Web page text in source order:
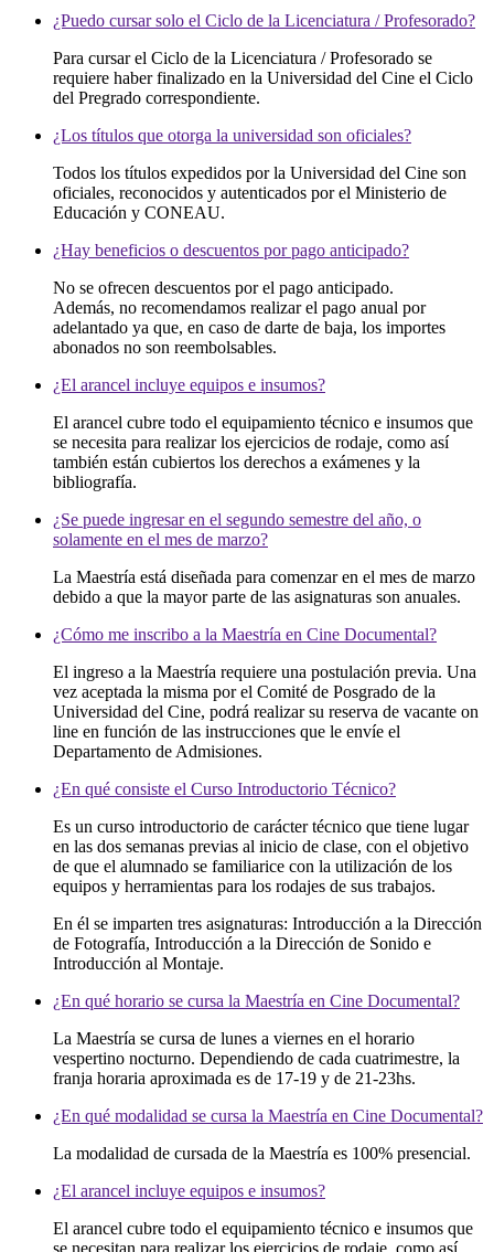
¿Puedo cursar solo el Ciclo de la Licenciatura / Profesorado?
Para cursar el Ciclo de la Licenciatura / Profesorado se
requiere haber finalizado en la Universidad del Cine el Ciclo
del Pregrado correspondiente.
¿Los títulos que otorga la universidad son oficiales?
Todos los títulos expedidos por la Universidad del Cine son
oficiales, reconocidos y autenticados por el Ministerio de
Educación y CONEAU.
¿Hay beneficios o descuentos por pago anticipado?
No se ofrecen descuentos por el pago anticipado.
Además, no recomendamos realizar el pago anual por
adelantado ya que, en caso de darte de baja, los importes
abonados no son reembolsables.
¿El arancel incluye equipos e insumos?
El arancel cubre todo el equipamiento técnico e insumos que
se necesita para realizar los ejercicios de rodaje, como así
también están cubiertos los derechos a exámenes y la
bibliografía.
¿Se puede ingresar en el segundo semestre del año, o
solamente en el mes de marzo?
La Maestría está diseñada para comenzar en el mes de marzo
debido a que la mayor parte de las asignaturas son anuales.
¿Cómo me inscribo a la Maestría en Cine Documental?
El ingreso a la Maestría requiere una postulación previa. Una
vez aceptada la misma por el Comité de Posgrado de la
Universidad del Cine, podrá realizar su reserva de vacante on
line en función de las instrucciones que le envíe el
Departamento de Admisiones.
¿En qué consiste el Curso Introductorio Técnico?
Es un curso introductorio de carácter técnico que tiene lugar
en las dos semanas previas al inicio de clase, con el objetivo
de que el alumnado se familiarice con la utilización de los
equipos y herramientas para los rodajes de sus trabajos.
En él se imparten tres asignaturas: Introducción a la Dirección
de Fotografía, Introducción a la Dirección de Sonido e
Introducción al Montaje.
¿En qué horario se cursa la Maestría en Cine Documental?
La Maestría se cursa de lunes a viernes en el horario
vespertino nocturno. Dependiendo de cada cuatrimestre, la
franja horaria aproximada es de 17-19 y de 21-23hs.
¿En qué modalidad se cursa la Maestría en Cine Documental?
La modalidad de cursada de la Maestría es 100% presencial.
¿El arancel incluye equipos e insumos?
El arancel cubre todo el equipamiento técnico e insumos que
se necesitan para realizar los ejercicios de rodaje, como así